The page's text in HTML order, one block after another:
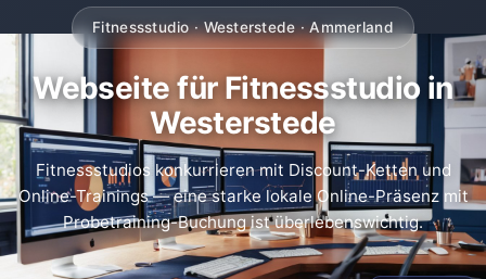
Fitnessstudio · Westerstede · Ammerland
Webseite für Fitnessstudio in
Westerstede
Fitnessstudios konkurrieren mit Discount-Ketten und
Online-Trainings — eine starke lokale Online-Präsenz mit
Probetraining-Buchung ist überlebenswichtig.